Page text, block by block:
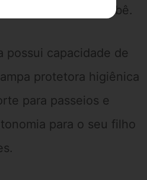
o manuseio do bebê.
possui capacidade de
protetora higiênica
para passeios e
para o seu filho